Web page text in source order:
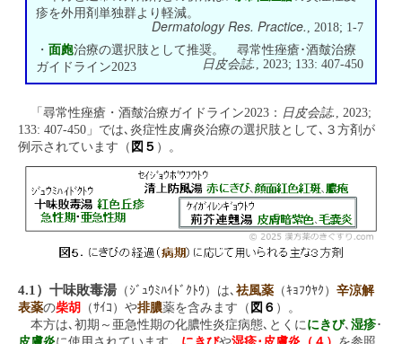
疹を外用剤単独群より軽減。
Dermatology Res. Practice. , 2018; 1-7
・面皰治療の選択肢として推奨。 尋常性痤瘡･酒皶治療
ガイドライン2023
日皮会誌. , 2023; 133: 407-450
「尋常性痤瘡・酒皶治療ガイドライン2023： 日皮会誌.
, 2023;
133: 407-450」では､炎症性皮膚炎治療の選択肢として､３方剤が
例示されています（ 図５ ）。
4.1）十味敗毒湯 （ｼﾞｭｳﾐﾊｲﾄﾞｸﾄｳ）は､ 祛風薬 （ｷｮﾌｳﾔｸ） 辛涼解
表薬の柴胡 （ｻｲｺ）や排膿薬を含みます（ 図６ ）。
本方は､初期～亜急性期の化膿性炎症病態､とくににきび､ 湿疹･